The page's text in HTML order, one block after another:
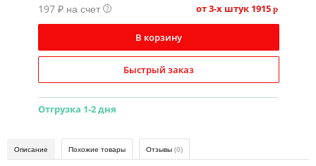
Epson
HP
IBM
Kodak
Kyocera
197 ₽ на счет ? от 3-х штук 1915 p
В корзину
Быстрый заказ
Отгрузка 1-2 дня
Описание Похожие товары Отзывы (0)